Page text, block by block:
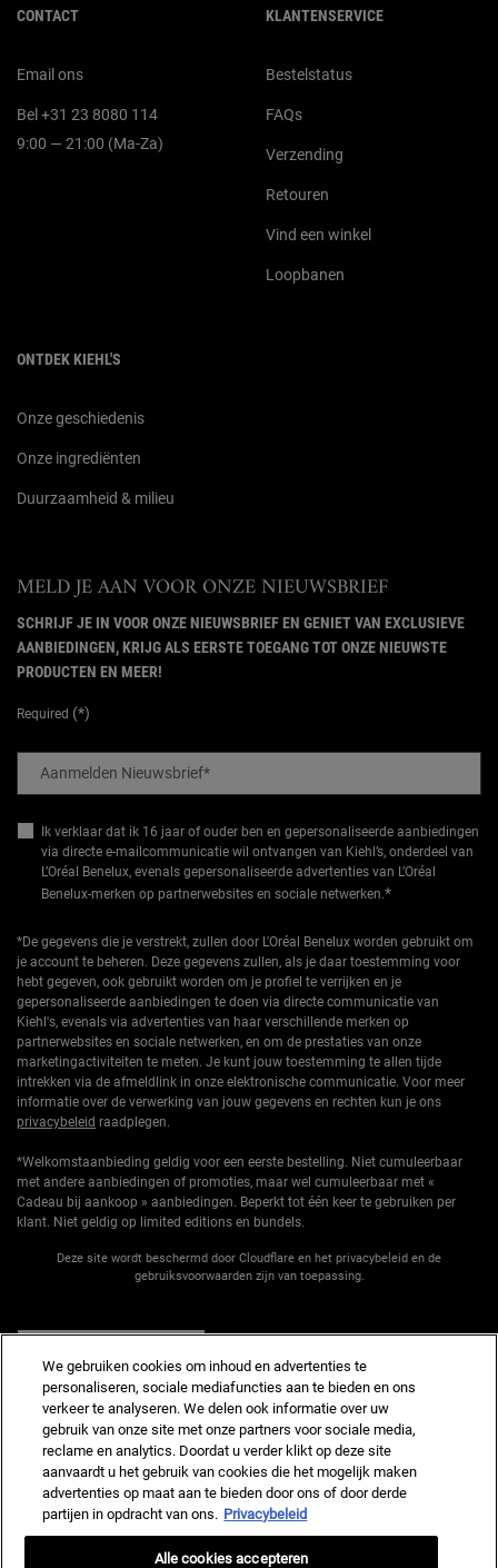
CONTACT
Email ons
Bel +31 23 8080 114
9:00 — 21:00 (Ma-Za)
KLANTENSERVICE
Bestelstatus
FAQs
Verzending
Retouren
Vind een winkel
Loopbanen
ONTDEK KIEHL'S
Onze geschiedenis
Onze ingrediënten
Duurzaamheid & milieu
MELD JE AAN VOOR ONZE NIEUWSBRIEF
SCHRIJF JE IN VOOR ONZE NIEUWSBRIEF EN GENIET VAN EXCLUSIEVE
AANBIEDINGEN, KRIJG ALS EERSTE TOEGANG TOT ONZE NIEUWSTE
PRODUCTEN EN MEER!
Required (*)
Aanmelden Nieuwsbrief*
Ik verklaar dat ik 16 jaar of ouder ben en gepersonaliseerde aanbiedingen
via directe e-mailcommunicatie wil ontvangen van Kiehl’s, onderdeel van
L’Oréal Benelux, evenals gepersonaliseerde advertenties van L’Oréal
Benelux-merken op partnerwebsites en sociale netwerken.*
*De gegevens die je verstrekt, zullen door L'Oréal Benelux worden gebruikt om
je account te beheren. Deze gegevens zullen, als je daar toestemming voor
hebt gegeven, ook gebruikt worden om je profiel te verrijken en je
gepersonaliseerde aanbiedingen te doen via directe communicatie van
Kiehl's, evenals via advertenties van haar verschillende merken op
partnerwebsites en sociale netwerken, en om de prestaties van onze
marketingactiviteiten te meten. Je kunt jouw toestemming te allen tijde
intrekken via de afmeldlink in onze elektronische communicatie. Voor meer
informatie over de verwerking van jouw gegevens en rechten kun je ons
privacybeleid raadplegen.
*Welkomstaanbieding geldig voor een eerste bestelling. Niet cumuleerbaar
met andere aanbiedingen of promoties, maar wel cumuleerbaar met «
Cadeau bij aankoop » aanbiedingen. Beperkt tot één keer te gebruiken per
klant. Niet geldig op limited editions en bundels.
Deze site wordt beschermd door Cloudflare en het privacybeleid en de
gebruiksvoorwaarden zijn van toepassing.
Fabrikantinformatie
KIEHL'S
14, rue Royale - 75008 Paris France
kiehls@nl.oaccare.com
We gebruiken cookies om inhoud en advertenties te
personaliseren, sociale mediafuncties aan te bieden en ons
verkeer te analyseren. We delen ook informatie over uw
gebruik van onze site met onze partners voor sociale media,
reclame en analytics. Doordat u verder klikt op deze site
aanvaardt u het gebruik van cookies die het mogelijk maken
advertenties op maat aan te bieden door ons of door derde
partijen in opdracht van ons. Privacybeleid
Alle cookies accepteren